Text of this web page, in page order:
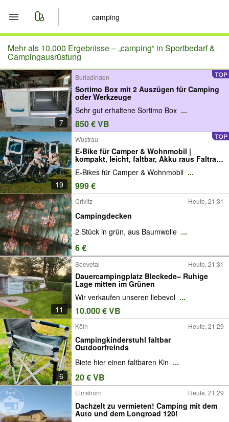
Start
Merkliste
Nachrichten
Anzeige aufgeben
Mehr als 10.000 Ergebnisse –„camping“ in Sportbedarf &
Campingausrüstung
7
Burladingen
Sortimo Box mit 2 Auszügen für Camping
oder Werkzeuge
Sehr gut erhaltene Sortimo Box ...
850 € VB
19
Wustrau
E-Bike für Camper & Wohnmobil |
kompakt, leicht, faltbar, Akku raus Faltrad
Kompaktrad leichtes e bike Klapprad
Foldbike campen mit Rad Heckgarage
Fahrradträger Heckträger Camping
E-Bikes für Camper & Wohnmobil ...
999 €
Crivitz Heute, 21:31
Campingdecken
2 Stück in grün, aus Baumwolle ...
6 €
11
Seevetal Heute, 21:31
Dauercampingplatz Bleckede– Ruhige
Lage mitten im Grünen
Wir verkaufen unseren liebevol ...
10.000 € VB
6
Köln Heute, 21:29
Campingkinderstuhl faltbar
Outdoorfreinds
Biete hier einen faltbaren Kin ...
20 € VB
Elmshorn Heute, 21:29
Dachzelt zu vermieten! Camping mit dem
Auto und dem Longroad 120!